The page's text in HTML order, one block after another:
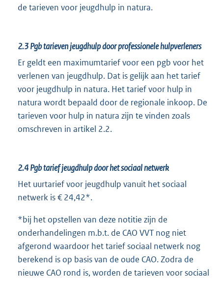
de tarieven voor jeugdhulp in natura.
2.3Pgb tarieven jeugdhulp door professionele hulpverleners
Er geldt een maximumtarief voor een pgb voor het
verlenen van jeugdhulp. Dat is gelijk aan het tarief
voor jeugdhulp in natura. Het tarief voor hulp in
natura wordt bepaald door de regionale inkoop. De
tarieven voor hulp in natura zijn te vinden zoals
omschreven in artikel 2.2.
2.4Pgb tarief jeugdhulp door het sociaal netwerk
Het uurtarief voor jeugdhulp vanuit het sociaal
netwerk is € 24,42*.
*bij het opstellen van deze notitie zijn de
onderhandelingen m.b.t. de CAO VVT nog niet
afgerond waardoor het tarief sociaal netwerk nog
berekend is op basis van de oude CAO. Zodra de
nieuwe CAO rond is, worden de tarieven voor sociaal